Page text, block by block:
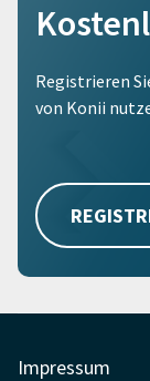
Registrieren
von Konii
Impressum